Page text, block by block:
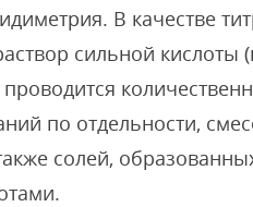
В качестве
сильной кислоты
по отдельности,
солей,